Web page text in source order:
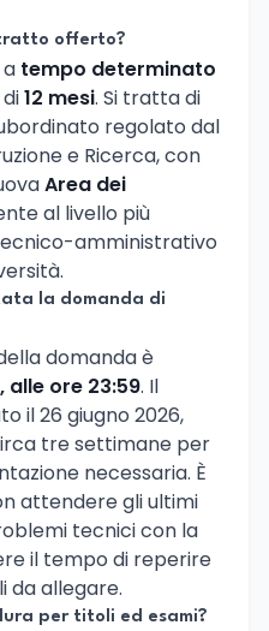
offerto?
tempo determinato
12 mesi. Si tratta di
regolato dal
e Ricerca, con
Area dei
al livello più
amministrativo
la domanda di
domanda è
alle ore 23:59. Il
il 26 giugno 2026,
tre settimane per
necessaria. È
attendere gli ultimi
tecnici con la
il tempo di reperire
da allegare.
per titoli ed esami?